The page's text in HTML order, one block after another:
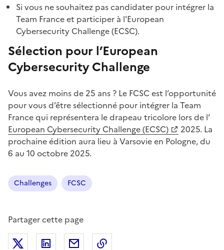
Si vous ne souhaitez pas candidater pour intégrer la
Team France et participer à l'European
Cybersecurity Challenge (ECSC).
Sélection pour l’European
Cybersecurity Challenge
Vous avez moins de 25 ans ? Le FCSC est l’opportunité
pour vous d’être sélectionné pour intégrer la Team
France qui représentera le drapeau tricolore lors de l’
(Ouvre une nouvelle fenêtre)
European Cybersecurity Challenge (ECSC)
2025. La
prochaine édition aura lieu à Varsovie en Pologne, du
6 au 10 octobre 2025.
Challenges FCSC
Partager cette page
Partager sur X (anciennement Twitter)
Partager sur LinkedIn
Partager par email